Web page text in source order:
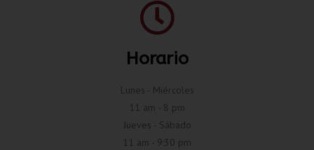
Horario
Lunes - Miércoles
11 am - 8 pm
Jueves - Sábado
11 am - 9:30 pm